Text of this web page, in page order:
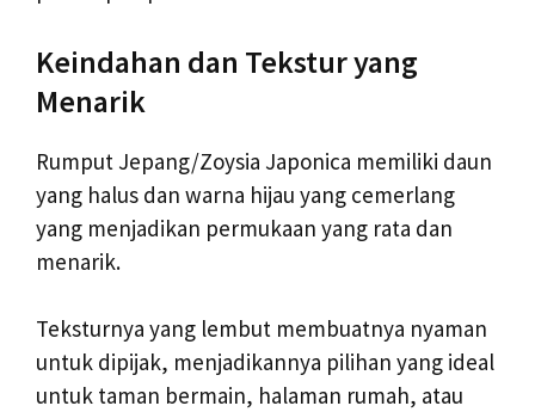
Keindahan dan Tekstur yang
Menarik
Rumput Jepang/Zoysia Japonica memiliki daun
yang halus dan warna hijau yang cemerlang
yang menjadikan permukaan yang rata dan
menarik.
Teksturnya yang lembut membuatnya nyaman
untuk dipijak, menjadikannya pilihan yang ideal
untuk taman bermain, halaman rumah, atau